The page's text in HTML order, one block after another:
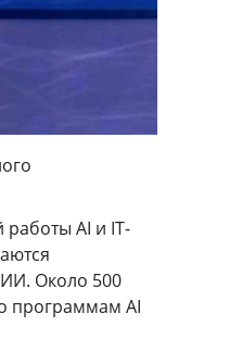
работы AI и IT-
Около 500
программам AI